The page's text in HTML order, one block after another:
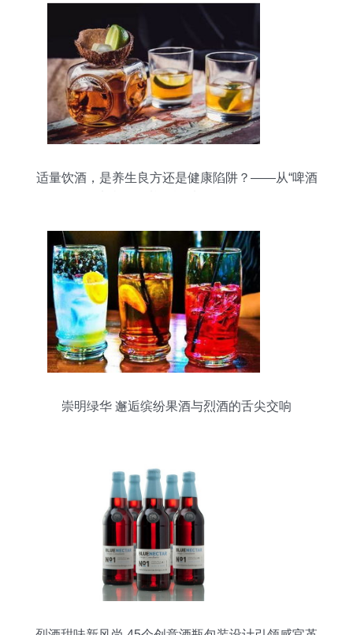
适量饮酒，是养生良方还是健康陷阱？——从“啤酒
崇明绿华 邂逅缤纷果酒与烈酒的舌尖交响